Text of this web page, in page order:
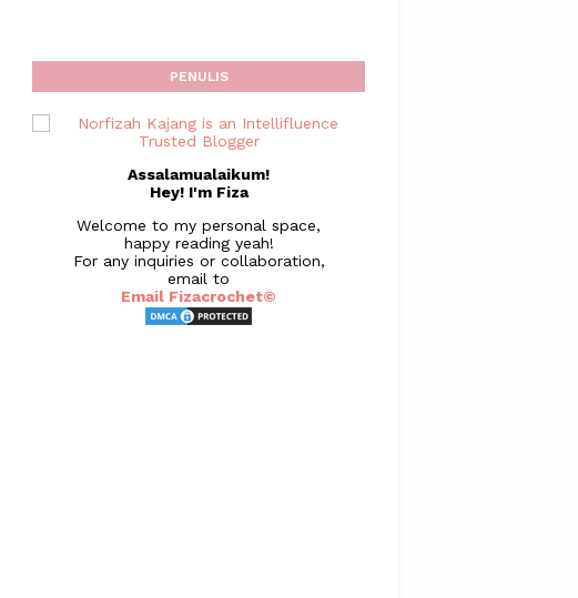
PENULIS
Assalamualaikum!
Hey! I'm Fiza
Welcome to my personal space,
happy reading yeah!
For any inquiries or collaboration,
email to
Email Fizacrochet©